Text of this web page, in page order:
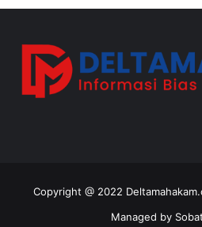
Copyright @ 2022
Managed by